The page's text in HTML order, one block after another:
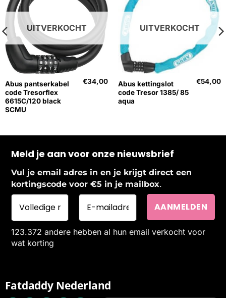
UITVERKOCHT
Abus pantserkabel
code Tresorflex
6615C/120 black
SCMU
€34,00
UITVERKOCHT
Abus kettingslot
code Tresor 1385/ 85
aqua
€54,00
Meld je aan voor onze nieuwsbrief
Vul je email adres in en je krijgt direct een
kortingscode voor €5 in je mailbox.
123.372 andere hebben al hun email verkocht voor
wat korting
Fatdaddy Nederland